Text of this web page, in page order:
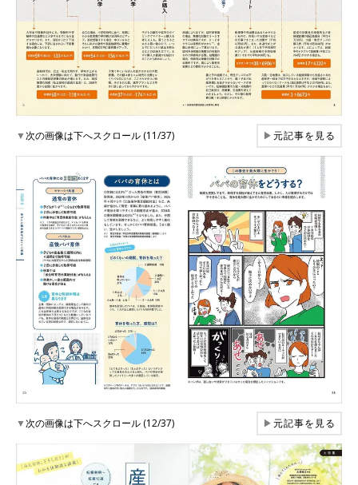
▼次の画像は下へスクロール (11/37) ▶元記事を見る
▼次の画像は下へスクロール (12/37) ▶元記事を見る